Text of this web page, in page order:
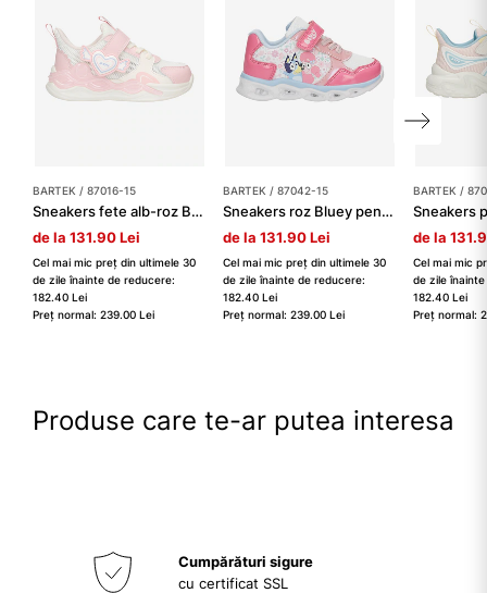
BARTEK / 87016-15
Sneakers fete alb-roz BARTEK 87016-15
de la 131.90 Lei
Cel mai mic preț din ultimele 30
de zile înainte de reducere:
182.40 Lei
Preț normal: 239.00 Lei
BARTEK / 87042-15
Sneakers roz Bluey pentru fete cu talpă luminoasă BARTEK 87042-15
de la 131.90 Lei
Cel mai mic preț din ultimele 30
de zile înainte de reducere:
182.40 Lei
Preț normal: 239.00 Lei
BARTEK /
de la
Cel mai mic
de zile
182.40 Lei
Preț normal:
Produse care te-ar putea interesa
Cumpărături sigure
cu certificat SSL